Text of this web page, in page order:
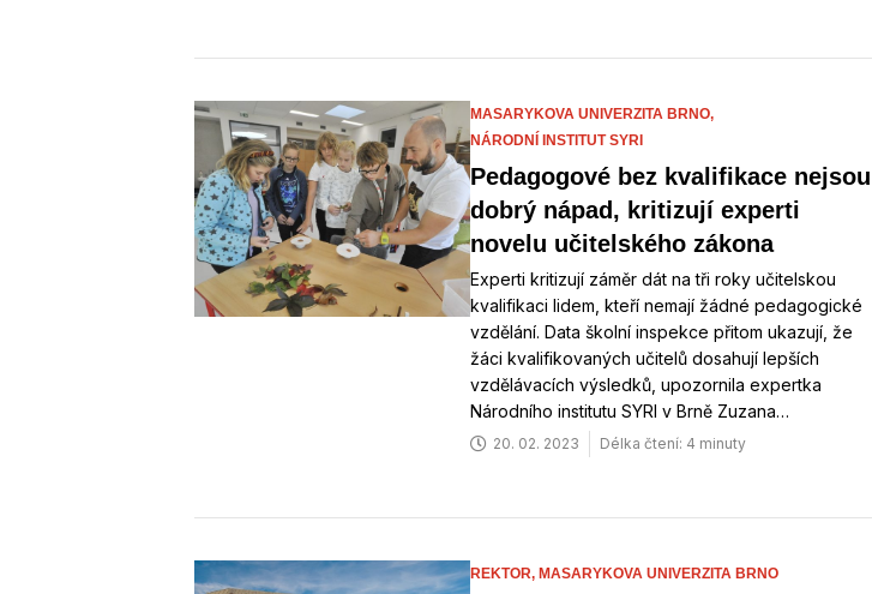
MASARYKOVA UNIVERZITA BRNO,
NÁRODNÍ INSTITUT SYRI
Pedagogové bez kvalifikace nejsou
dobrý nápad, kritizují experti
novelu učitelského zákona
Experti kritizují záměr dát na tři roky učitelskou
kvalifikaci lidem, kteří nemají žádné pedagogické
vzdělání. Data školní inspekce přitom ukazují, že
žáci kvalifikovaných učitelů dosahují lepších
vzdělávacích výsledků, upozornila expertka
Národního institutu SYRI v Brně Zuzana…
20. 02. 2023 Délka čtení: 4 minuty
REKTOR, MASARYKOVA UNIVERZITA BRNO